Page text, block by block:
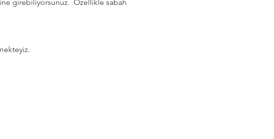
girebiliyorsunuz.  Özellikle sabah